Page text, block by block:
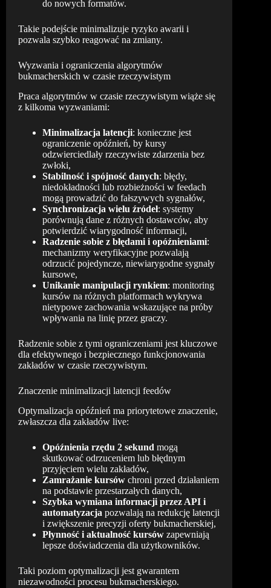
do nowych formatów.
Takie podejście minimalizuje ryzyko awarii i
pozwala szybko reagować na zmiany.
Wyzwania i ograniczenia algorytmów
bukmacherskich w czasie rzeczywistym
Praca algorytmów w czasie rzeczywistym wiąże się
z kilkoma wyzwaniami:
Minimalizacja latencji: konieczne jest
ograniczenie opóźnień, by kursy
odzwierciedlały rzeczywiste zdarzenia bez
zwłoki,
Stabilność i spójność danych: błędy,
niedokładności lub rozbieżności w feedach
mogą prowadzić do fałszywych sygnałów,
Synchronizacja wielu źródeł: systemy
porównują dane z różnych dostawców, aby
potwierdzić wiarygodność informacji,
Radzenie sobie z błędami i opóźnieniami:
mechanizmy weryfikacyjne pozwalają
odrzucić pojedyncze, niewiarygodne sygnały
kursowe,
Unikanie manipulacji rynkiem: monitoring
kursów na różnych platformach wykrywa
nietypowe zachowania wskazujące na próby
wpływania na linię przez graczy.
Radzenie sobie z tymi ograniczeniami jest kluczowe
dla efektywnego i bezpiecznego funkcjonowania
zakładów w czasie rzeczywistym.
Znaczenie minimalizacji latencji feedów
Optymalizacja opóźnień ma priorytetowe znaczenie,
zwłaszcza dla zakładów live:
Opóźnienia rzędu 2 sekund mogą
skutkować odrzuceniem lub błędnym
przyjęciem wielu zakładów,
Zamrażanie kursów chroni przed działaniem
na podstawie przestarzałych danych,
Szybka wymiana informacji przez API i
automatyzacja pozwalają na redukcję latencji
i zwiększenie precyzji oferty bukmacherskiej,
Płynność i aktualność kursów zapewniają
lepsze doświadczenia dla użytkowników.
Taki poziom optymalizacji jest gwarantem
niezawodności procesu bukmacherskiego.